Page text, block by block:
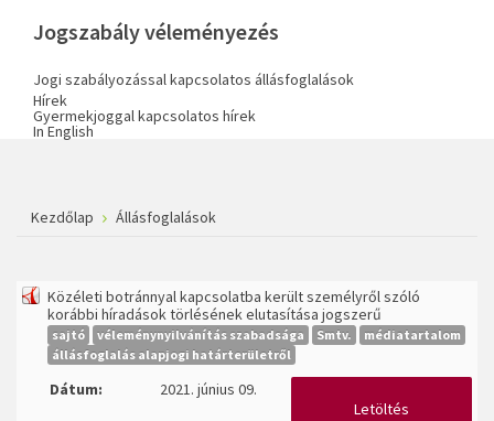
Jogszabály véleményezés
Jogi szabályozással kapcsolatos állásfoglalások
Hírek
Gyermekjoggal kapcsolatos hírek
In English
Kezdőlap Állásfoglalások
Közéleti botránnyal kapcsolatba került személyről szóló
korábbi híradások törlésének elutasítása jogszerű
sajtó véleménynyilvánítás szabadsága Smtv.
médiatartalom
állásfoglalás alapjogi határterületről
Dátum:
2021. június 09.
Letöltés